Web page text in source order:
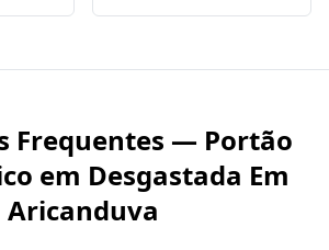
Frequentes — Portão
em Desgastada Em
Aricanduva